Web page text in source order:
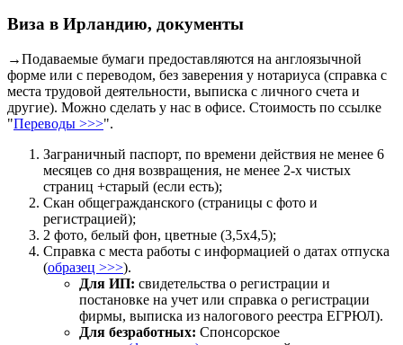
Виза в Ирландию, документы
→Подаваемые бумаги предоставляются на англоязычной
форме или с переводом, без заверения у нотариуса (справка с
места трудовой деятельности, выписка с личного счета и
другие). Можно сделать у нас в офисе. Стоимость по ссылке
"Переводы >>>".
Заграничный паспорт, по времени действия не менее 6
месяцев со дня возвращения, не менее 2-х чистых
страниц +старый (если есть);
Скан общегражданского (страницы с фото и
регистрацией);
2 фото, белый фон, цветные (3,5х4,5);
Справка с места работы с информацией о датах отпуска
(образец >>>).
Для ИП: свидетельства о регистрации и
постановке на учет или справка о регистрации
фирмы, выписка из налогового реестра ЕГРЮЛ).
Для безработных: Спонсорское